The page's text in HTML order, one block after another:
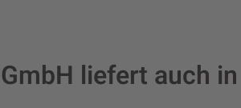
liefert auch